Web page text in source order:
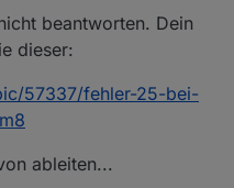
clone-response
directory not empty,
node_modules/.clone-
0.log
in der Meldung steht?
die ioBroker installation
beantworten. Dein
dieser:
57337/fehler-25-bei-
ableiten...